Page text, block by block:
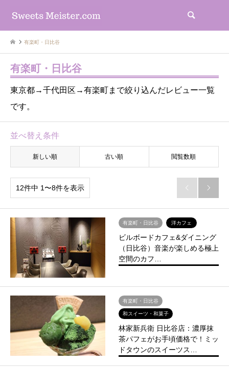
有楽町・日比谷
有楽町・日比谷
東京都→千代田区→有楽町まで絞り込んだレビュー一覧
です。
並べ替え条件
新しい順 古い順 閲覧数順
12件中 1〜8件を表示  
有楽町・日比谷 洋カフェ
ビルボードカフェ&ダイニング
（日比谷）音楽が楽しめる極上
空間のカフ…
有楽町・日比谷
和スイーツ・和菓子
林家新兵衛 日比谷店：濃厚抹
茶パフェがお手頃価格で！ミッ
ドタウンのスイーツス…